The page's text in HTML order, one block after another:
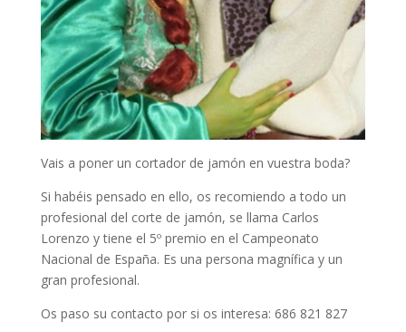
Vais a poner un cortador de jamón en vuestra boda?
Si habéis pensado en ello, os recomiendo a todo un
profesional del corte de jamón, se llama Carlos
Lorenzo y tiene el 5º premio en el Campeonato
Nacional de España. Es una persona magnífica y un
gran profesional.
Os paso su contacto por si os interesa: 686 821 827